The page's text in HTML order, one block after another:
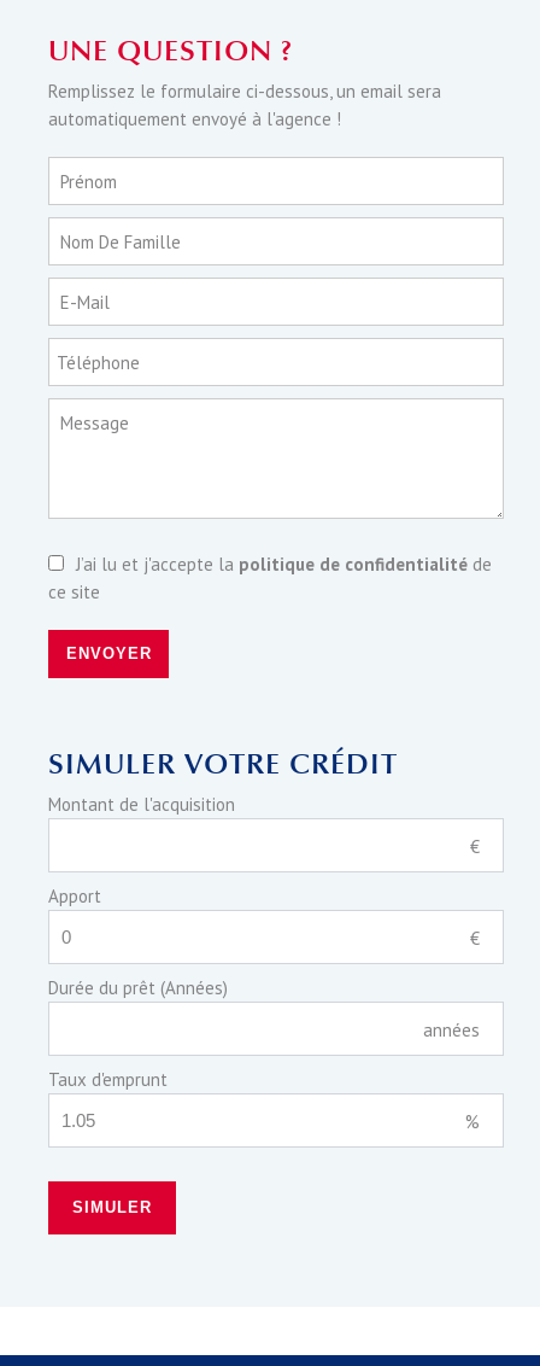
UNE QUESTION ?
Remplissez le formulaire ci-dessous, un email sera
automatiquement envoyé à l'agence !
Prénom
Nom De Famille
E-Mail
Téléphone
Message
J’ai lu et j'accepte la politique de confidentialité de
ce site
ENVOYER
SIMULER VOTRE CRÉDIT
Montant de l'acquisition
€
Apport
€
Durée du prêt (Années)
années
Taux d'emprunt
%
SIMULER